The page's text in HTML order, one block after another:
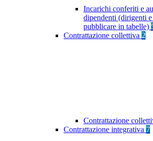
Incarichi conferiti e
dipendenti (dirigenti
pubblicare in tabelle)
Contrattazione collettiva 2
Contrattazione
Contrattazione integrativa 7